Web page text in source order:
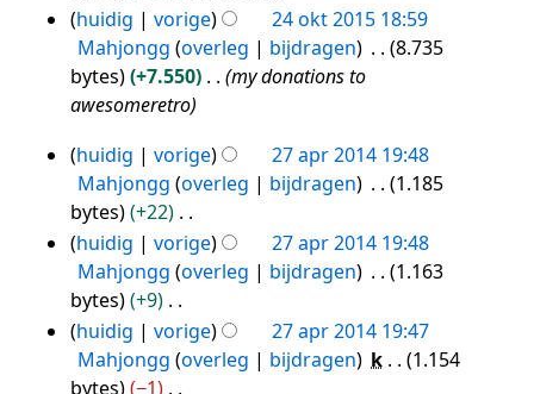
t
i
n
g
e
n
v
a
t
n
g
s
a
m
n
a
t
i
n
g
k
i
n
s
a
m
e
n
v
a
t
w
r
k
n
g
s
s
a
m
e
n
v
n
b
e
w
r
i
n
g
s
s
a
m
huidig
vorige
24 okt 2015 18:59
Mahjongg overleg bijdragen
8.735
bytes
+7.550
my donations to
awesomeretro
27
apr
2014
huidig vorige
27 apr 2014 19:48
Mahjongg overleg bijdragen
1.185
bytes
+22
G
e
n
b
e
huidig vorige
27 apr 2014 19:48
Mahjongg overleg bijdragen
1.163
bytes
+9
G
e
huidig vorige
27 apr 2014 19:47
Mahjongg overleg bijdragen k
1.154
bytes
−1